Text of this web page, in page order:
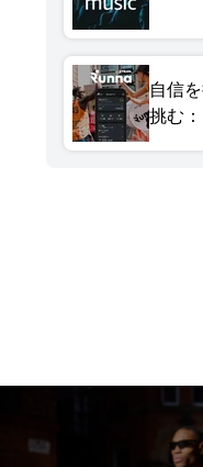
自信
挑む